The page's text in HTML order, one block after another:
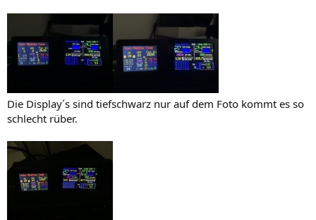
Die Display´s sind tiefschwarz nur auf dem Foto kommt es so
schlecht rüber.